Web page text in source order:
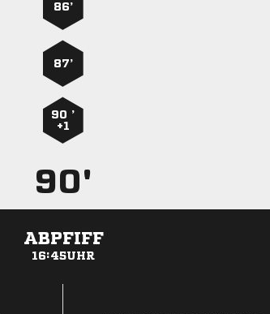
86’
87’
90 ’
+1
90'
ABPFIFF
16:45UHR